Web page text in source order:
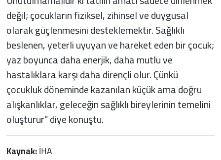
değil; çocukların fiziksel, zihinsel ve duygusal
olarak güçlenmesini desteklemektir. Sağlıklı
beslenen, yeterli uyuyan ve hareket eden bir çocuk;
yaz boyunca daha enerjik, daha mutlu ve
hastalıklara karşı daha dirençli olur. Çünkü
çocukluk döneminde kazanılan küçük ama doğru
alışkanlıklar, geleceğin sağlıklı bireylerinin temelini
oluşturur" diye konuştu.
Kaynak:İHA